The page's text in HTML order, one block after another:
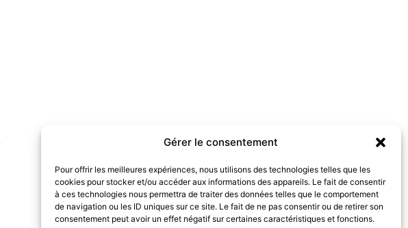
Gérer le consentement
Pour offrir les meilleures expériences, nous utilisons des technologies telles que les
cookies pour stocker et/ou accéder aux informations des appareils. Le fait de consentir
à ces technologies nous permettra de traiter des données telles que le comportement
de navigation ou les ID uniques sur ce site. Le fait de ne pas consentir ou de retirer son
consentement peut avoir un effet négatif sur certaines caractéristiques et fonctions.